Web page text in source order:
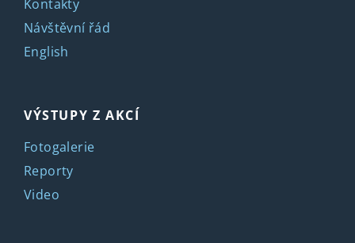
Kontakty
Návštěvní řád
English
VÝSTUPY Z AKCÍ
Fotogalerie
Reporty
Video